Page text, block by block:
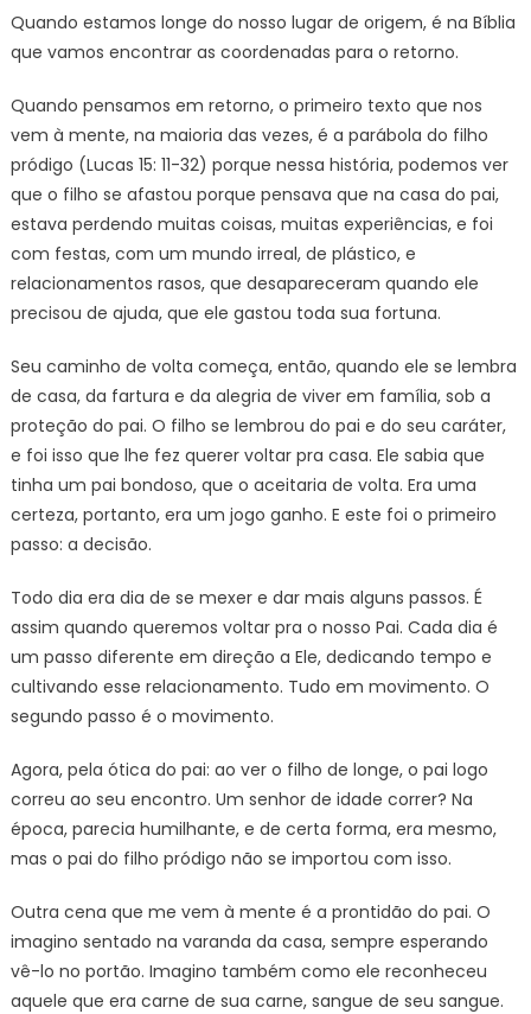
Quando estamos longe do nosso lugar de origem, é na Bíblia
que vamos encontrar as coordenadas para o retorno.
Quando pensamos em retorno, o primeiro texto que nos
vem à mente, na maioria das vezes, é a parábola do filho
pródigo (Lucas 15: 11-32) porque nessa história, podemos ver
que o filho se afastou porque pensava que na casa do pai,
estava perdendo muitas coisas, muitas experiências, e foi
com festas, com um mundo irreal, de plástico, e
relacionamentos rasos, que desapareceram quando ele
precisou de ajuda, que ele gastou toda sua fortuna.
Seu caminho de volta começa, então, quando ele se lembra
de casa, da fartura e da alegria de viver em família, sob a
proteção do pai. O filho se lembrou do pai e do seu caráter,
e foi isso que lhe fez querer voltar pra casa. Ele sabia que
tinha um pai bondoso, que o aceitaria de volta. Era uma
certeza, portanto, era um jogo ganho. E este foi o primeiro
passo: a decisão.
Todo dia era dia de se mexer e dar mais alguns passos. É
assim quando queremos voltar pra o nosso Pai. Cada dia é
um passo diferente em direção a Ele, dedicando tempo e
cultivando esse relacionamento. Tudo em movimento. O
segundo passo é o movimento.
Agora, pela ótica do pai: ao ver o filho de longe, o pai logo
correu ao seu encontro. Um senhor de idade correr? Na
época, parecia humilhante, e de certa forma, era mesmo,
mas o pai do filho pródigo não se importou com isso.
Outra cena que me vem à mente é a prontidão do pai. O
imagino sentado na varanda da casa, sempre esperando
vê-lo no portão. Imagino também como ele reconheceu
aquele que era carne de sua carne, sangue de seu sangue.